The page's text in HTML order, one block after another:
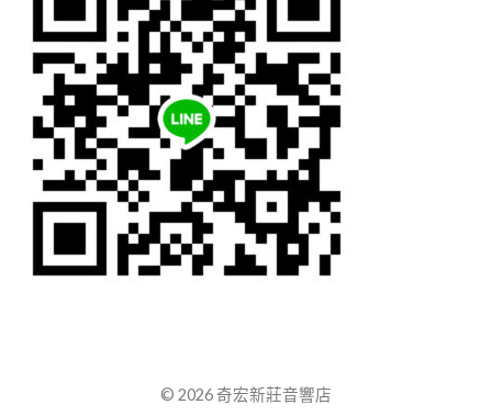
© 2026 奇宏新莊音響店